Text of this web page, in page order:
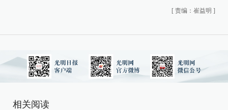
[ 责编：崔益明 ]
相关阅读